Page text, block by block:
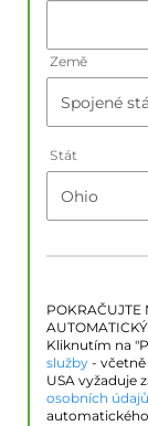
Země
Stát
POKRAČUJTE
Kliknutím na
služby -
USA vyžaduje
osobních údajů